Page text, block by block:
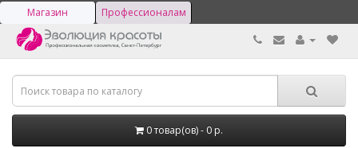
Магазин Профессионалам
0 товар(ов) - 0 р.